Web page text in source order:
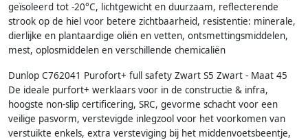
geïsoleerd tot -20°C, lichtgewicht en duurzaam, reflecterende
strook op de hiel voor betere zichtbaarheid, resistentie: minerale,
dierlijke en plantaardige oliën en vetten, ontsmettingsmiddelen,
mest, oplosmiddelen en verschillende chemicaliën
Dunlop C762041 Purofort+ full safety Zwart S5 Zwart - Maat 45
De ideale purfort+ werklaars voor in de constructie & infra,
hoogste non-slip certificering, SRC, gevorme schacht voor een
veilige pasvorm, verstevigde inlegzool voor het voorkomen van
verstuikte enkels, extra versteviging bij het middenvoetsbeentje,